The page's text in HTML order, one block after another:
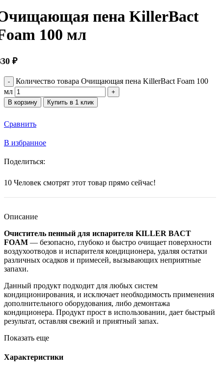
пена KillerBact
100 мл
₽
Количество товара Очищающая пена KillerBact Foam 100
мл
В корзину Купить в 1 клик
Сравнить
В избранное
Поделиться:
10 Человек смотрят этот товар прямо сейчас!
Описание
Очиститель пенный для испарителя KILLER BACT
FOAM — безопасно, глубоко и быстро очищает поверхности
воздухоотводов и испарителя кондиционера, удаляя остатки
различных осадков и примесей, вызывающих неприятные
запахи.
Данный продукт подходит для любых систем
кондиционирования, и исключает необходимость применения
дополнительного оборудования, либо демонтажа
кондиционера. Продукт прост в использовании, дает быстрый
результат, оставляя свежий и приятный запах.
Показать еще
Характеристики